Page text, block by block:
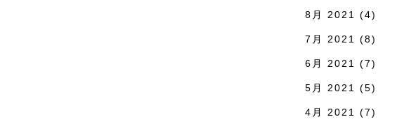
8月 2021 (4)
7月 2021 (8)
6月 2021 (7)
5月 2021 (5)
4月 2021 (7)